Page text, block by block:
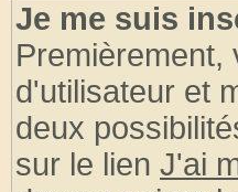
Je me suis
d'utilisateur et
deux
sur le lien J'ai